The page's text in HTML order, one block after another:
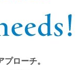
ローチ。